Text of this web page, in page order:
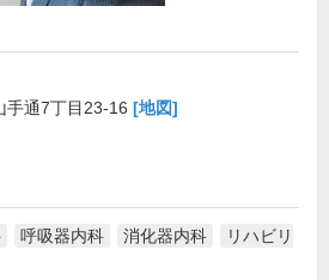
手通7丁目23-16 [地図]
呼吸器内科 消化器内科
リハビリ